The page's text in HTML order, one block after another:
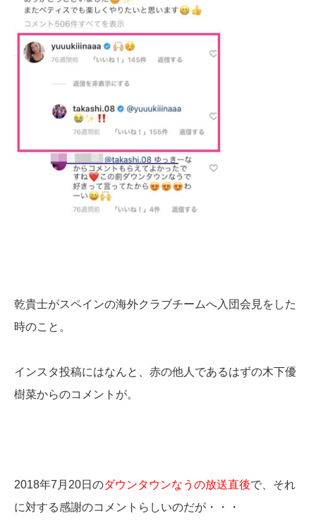
乾貴士がスペインの海外クラブチームへ入団会見をした
時のこと。
インスタ投稿にはなんと、赤の他人であるはずの木下優
樹菜からのコメントが。
2018年7月20日のダウンタウンなうの放送直後で、それ
に対する感謝のコメントらしいのだが・・・